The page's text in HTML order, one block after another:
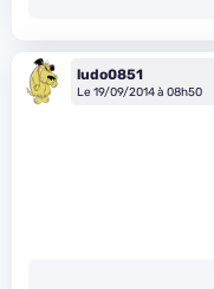
ludo0851
Le 19/09/2014 à 08h50